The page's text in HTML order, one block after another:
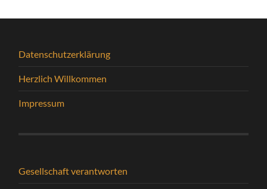
Datenschutzerklärung
Herzlich Willkommen
Impressum
Gesellschaft verantworten